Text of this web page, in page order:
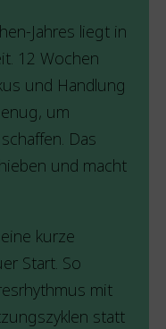
Jahres liegt in
12 Wochen
und Handlung
um
Das
und macht
kurze
Start. So
mit
statt